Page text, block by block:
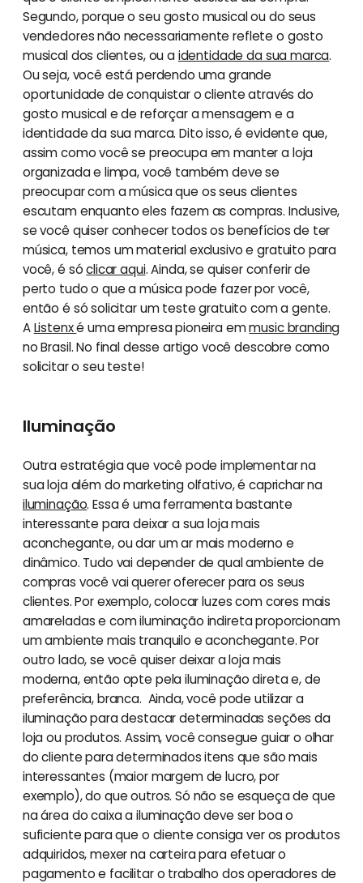
Segundo, porque o seu gosto musical ou do seus
vendedores não necessariamente reflete o gosto
musical dos clientes, ou aidentidade da sua marca.
Ou seja, você está perdendo uma grande
oportunidade de conquistar o cliente através do
gosto musical e de reforçar a mensagem e a
identidade da sua marca. Dito isso, é evidente que,
assim como você se preocupa em manter a loja
organizada e limpa, você também deve se
preocupar com a música que os seus clientes
escutam enquanto eles fazem as compras. Inclusive,
se você quiser conhecer todos os benefícios de ter
música, temos um material exclusivo e gratuito para
você, é sóclicar aqui. Ainda, se quiser conferir de
perto tudo o que a música pode fazer por você,
então é só solicitar um teste gratuito com a gente.
AListenxé uma empresa pioneira emmusic branding
no Brasil. No final desse artigo você descobre como
solicitar o seu teste!
Iluminação
Outra estratégia que você pode implementar na
sua loja além do marketing olfativo, é caprichar na
iluminação. Essa é uma ferramenta bastante
interessante para deixar a sua loja mais
aconchegante, ou dar um ar mais moderno e
dinâmico. Tudo vai depender de qual ambiente de
compras você vai querer oferecer para os seus
clientes. Por exemplo, colocar luzes com cores mais
amareladas e com iluminação indireta proporcionam
um ambiente mais tranquilo e aconchegante. Por
outro lado, se você quiser deixar a loja mais
moderna, então opte pela iluminação direta e, de
preferência, branca. Ainda, você pode utilizar a
iluminação para destacar determinadas seções da
loja ou produtos. Assim, você consegue guiar o olhar
do cliente para determinados itens que são mais
interessantes (maior margem de lucro, por
exemplo), do que outros. Só não se esqueça de que
na área do caixa a iluminação deve ser boa o
suficiente para que o cliente consiga ver os produtos
adquiridos, mexer na carteira para efetuar o
pagamento e facilitar o trabalho dos operadores de